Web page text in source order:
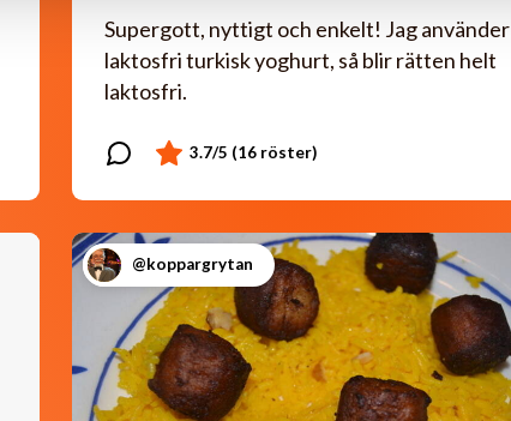
Supergott, nyttigt och enkelt! Jag använder
laktosfri turkisk yoghurt, så blir rätten helt
laktosfri.
@koppargrytan